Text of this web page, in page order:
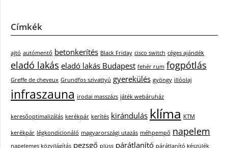
Címkék
ajtó autómentő betonkerítés Black Friday cisco switch céges ajándék
eladó lakás eladó lakás Budapest fehér rum fogpótlás
Greffe de cheveux Grundfos szivattyú gyerekülés gyöngy illóolaj
infraszauna irodai masszázs játék webáruház
keresőoptimalizálás kerékpár kerítés kirándulás klíma KTM
kerékpár légkondicionáló magyarországi utazás méhpempő napelem
napelemes közvilágítás pezsgő plüss párátlanító párátlanító készülék